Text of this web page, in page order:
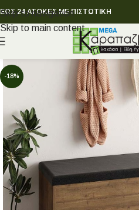
Skip to navigation
Skip to main content
ΕΩΣ 24 ΑΤΟΚΕΣ ΜΕ ΠΙΣΤΩΤΙΚΗ
-18%